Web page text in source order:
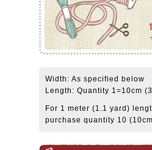
Width: As specified below
Length: Quantity 1=10cm
For 1 meter (1.1 yard)
purchase quantity 10